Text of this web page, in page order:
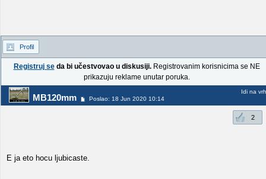
Profil
Registruj seda bi učestvovao u diskusiji.Registrovanim korisnicima se NE
prikazuju reklame unutar poruka.
MB120mm Poslao: 18 Jun 2020 10:14
Idi na vrh
2
E ja eto hocu ljubicaste.